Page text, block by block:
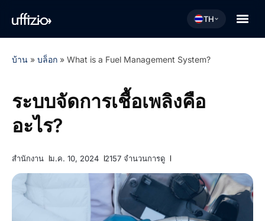
TH
บ้าน » บล็อก » What is a Fuel Management System?
ระบบจัดการเชื้อเพลิงคือ
อะไร?
สำนักงาน ม.ค. 10, 2024 2157 จำนวนการดู